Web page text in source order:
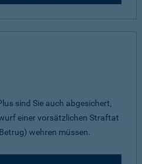
sind Sie auch abgesichert,
einer vorsätzlichen Straftat
wehren müssen.